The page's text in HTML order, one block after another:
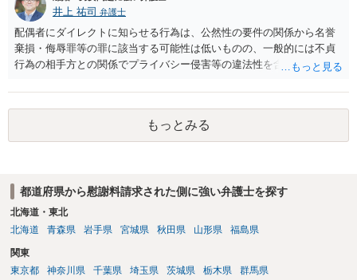
井上 祐司 弁護士
配偶者にダイレクトに知らせる行為は、公然性の要件の関係から名誉
棄損・侮辱罪等の罪に該当する可能性は低いものの、一般的には不貞
行為の相手方との関係でプライバシー侵害等の違法性を含む行為で
ため、弁護士としては推奨しないことが一般的かと思います。
もっとみる
都道府県から慰謝料請求された側に強い弁護士を探す
北海道・東北
北海道
青森県 岩手県 宮城県 秋田県 山形県 福島県
関東
東京都
神奈川県 千葉県 埼玉県 茨城県 栃木県 群馬県